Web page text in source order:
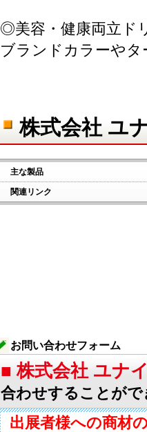
◎美容・健康両立ド
ブランドカラーや
株式会社 ユ
主な製品
関連リンク
お問い合わせフォーム
■ 株式会社 ユナ
合わせすることが
出展者様への商材